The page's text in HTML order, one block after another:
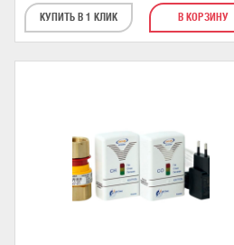
КУПИТЬ В 1 КЛИК В КОРЗИНУ